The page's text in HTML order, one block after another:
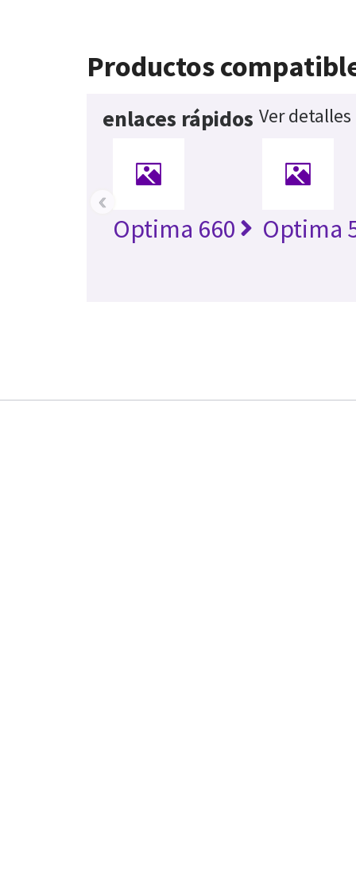
Productos
enlaces rápidos Ver
Optima 660 Optima
‹